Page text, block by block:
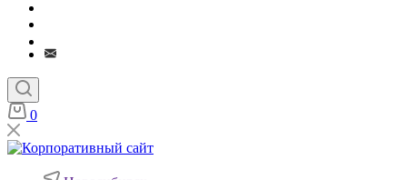
0